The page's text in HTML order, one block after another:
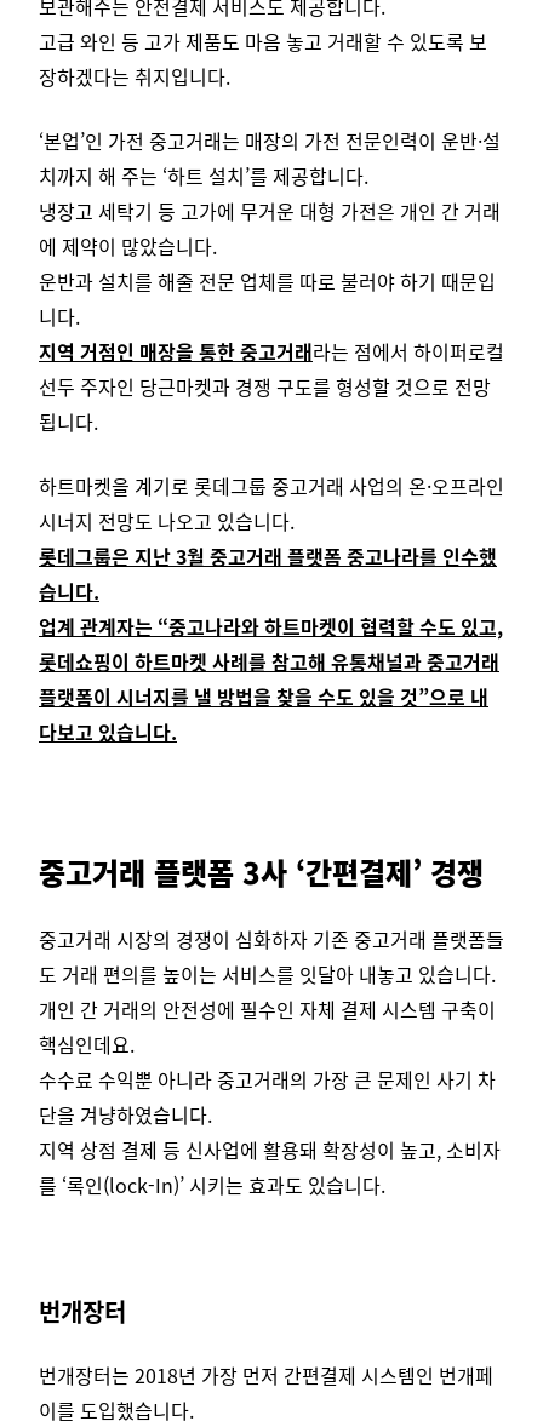
보관해주는 안전결제 서비스도 제공합니다.
고급 와인 등 고가 제품도 마음 놓고 거래할 수 있도록 보
장하겠다는 취지입니다.
‘본업’인 가전 중고거래는 매장의 가전 전문인력이 운반·설
치까지 해 주는 ‘하트 설치’를 제공합니다.
냉장고 세탁기 등 고가에 무거운 대형 가전은 개인 간 거래
에 제약이 많았습니다.
운반과 설치를 해줄 전문 업체를 따로 불러야 하기 때문입
니다.
지역 거점인 매장을 통한 중고거래라는 점에서 하이퍼로컬
선두 주자인 당근마켓과 경쟁 구도를 형성할 것으로 전망
됩니다.
하트마켓을 계기로 롯데그룹 중고거래 사업의 온·오프라인
시너지 전망도 나오고 있습니다.
롯데그룹은 지난 3월 중고거래 플랫폼 중고나라를 인수했
습니다.
업계 관계자는 “중고나라와 하트마켓이 협력할 수도 있고,
롯데쇼핑이 하트마켓 사례를 참고해 유통채널과 중고거래
플랫폼이 시너지를 낼 방법을 찾을 수도 있을 것”으로 내
다보고 있습니다.
중고거래 플랫폼 3사 ‘간편결제’ 경쟁
중고거래 시장의 경쟁이 심화하자 기존 중고거래 플랫폼들
도 거래 편의를 높이는 서비스를 잇달아 내놓고 있습니다.
개인 간 거래의 안전성에 필수인 자체 결제 시스템 구축이
핵심인데요.
수수료 수익뿐 아니라 중고거래의 가장 큰 문제인 사기 차
단을 겨냥하였습니다.
지역 상점 결제 등 신사업에 활용돼 확장성이 높고, 소비자
를 ‘록인(lock-In)’ 시키는 효과도 있습니다.
번개장터
번개장터는 2018년 가장 먼저 간편결제 시스템인 번개페
이를 도입했습니다.